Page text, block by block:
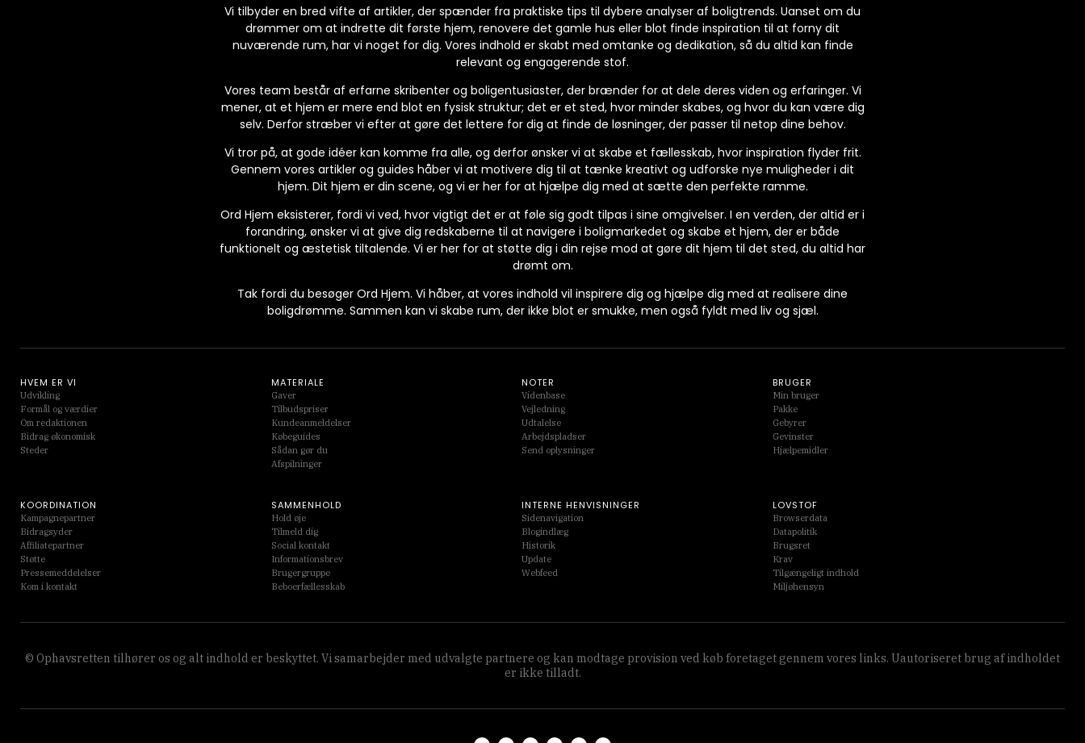
Vi tilbyder en bred vifte af artikler, der spænder fra praktiske tips til dybere analyser af boligtrends. Uanset om du
drømmer om at indrette dit første hjem, renovere det gamle hus eller blot finde inspiration til at forny dit
nuværende rum, har vi noget for dig. Vores indhold er skabt med omtanke og dedikation, så du altid kan finde
relevant og engagerende stof.
Vores team består af erfarne skribenter og boligentusiaster, der brænder for at dele deres viden og erfaringer. Vi
mener, at et hjem er mere end blot en fysisk struktur; det er et sted, hvor minder skabes, og hvor du kan være dig
selv. Derfor stræber vi efter at gøre det lettere for dig at finde de løsninger, der passer til netop dine behov.
Vi tror på, at gode idéer kan komme fra alle, og derfor ønsker vi at skabe et fællesskab, hvor inspiration flyder frit.
Gennem vores artikler og guides håber vi at motivere dig til at tænke kreativt og udforske nye muligheder i dit
hjem. Dit hjem er din scene, og vi er her for at hjælpe dig med at sætte den perfekte ramme.
Ord Hjem eksisterer, fordi vi ved, hvor vigtigt det er at føle sig godt tilpas i sine omgivelser. I en verden, der altid er i
forandring, ønsker vi at give dig redskaberne til at navigere i boligmarkedet og skabe et hjem, der er både
funktionelt og æstetisk tiltalende. Vi er her for at støtte dig i din rejse mod at gøre dit hjem til det sted, du altid har
drømt om.
Tak fordi du besøger Ord Hjem. Vi håber, at vores indhold vil inspirere dig og hjælpe dig med at realisere dine
boligdrømme. Sammen kan vi skabe rum, der ikke blot er smukke, men også fyldt med liv og sjæl.
© Ophavsretten tilhører os og alt indhold er beskyttet. Vi samarbejder med udvalgte partnere og kan modtage provision ved køb foretaget gennem vores links. Uautoriseret brug af indholdet
er ikke tilladt.
HVEM ER VI
Udvikling
Formål og værdier
Om redaktionen
Bidrag økonomisk
Steder
MATERIALE
Gaver
Tilbudspriser
Kundeanmeldelser
Købeguides
Sådan gør du
Afspilninger
NOTER
Videnbase
Vejledning
Udtalelse
Arbejdspladser
Send oplysninger
BRUGER
Min bruger
Pakke
Gebyrer
Gevinster
Hjælpemidler
KOORDINATION
Kampagnepartner
Bidragsyder
Affiliatepartner
Støtte
Pressemeddelelser
Kom i kontakt
SAMMENHOLD
Hold øje
Tilmeld dig
Social kontakt
Informationsbrev
Brugergruppe
Beboerfællesskab
INTERNE HENVISNINGER
Sidenavigation
Blogindlæg
Historik
Update
Webfeed
LOVSTOF
Browserdata
Datapolitik
Brugsret
Krav
Tilgængeligt indhold
Miljøhensyn